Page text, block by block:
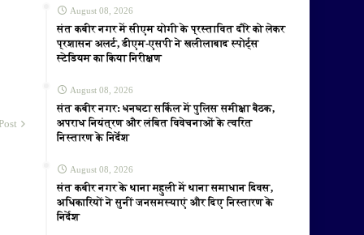
August 08, 2026
संत कबीर नगर में सीएम योगी के प्रस्तावित दौरे को लेकर
प्रशासन अलर्ट, डीएम-एसपी ने खलीलाबाद स्पोर्ट्स
स्टेडियम का किया निरीक्षण
August 08, 2026
संत कबीर नगर: धनघटा सर्किल में पुलिस समीक्षा बैठक,
अपराध नियंत्रण और लंबित विवेचनाओं के त्वरित
निस्तारण के निर्देश
August 08, 2026
संत कबीर नगर के थाना महुली में थाना समाधान दिवस,
अधिकारियों ने सुनीं जनसमस्याएं और दिए निस्तारण के
निर्देश